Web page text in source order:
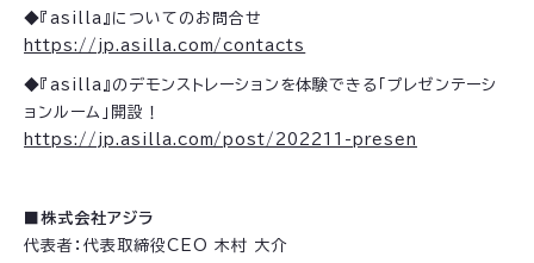
◆『asilla』についてのお問合せ
https://jp.asilla.com/contacts
◆『asilla』のデモンストレーションを体験できる「プレゼンテーシ
ョンルーム」開設！
https://jp.asilla.com/post/202211-presen
■株式会社アジラ
代表者：代表取締役CEO 木村 大介